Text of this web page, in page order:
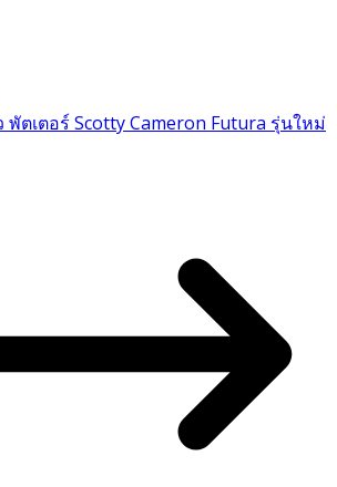
พัตเตอร์ Scotty Cameron Futura รุ่นใหม่